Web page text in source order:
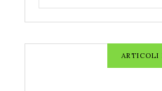
ARTICOLI